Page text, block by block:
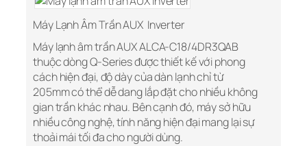
Máy Lạnh Âm Trần AUX Inverter
Máy lạnh âm trần AUX ALCA-C18/4DR3QAB
thuộc dòng Q-Series được thiết kế với phong
cách hiện đại, độ dày của dàn lạnh chỉ từ
205mm có thể dễ dang lắp đặt cho nhiều không
gian trần khác nhau. Bên cạnh đó, máy sở hữu
nhiều công nghệ, tính năng hiện đại mang lại sự
thoải mái tối đa cho người dùng.